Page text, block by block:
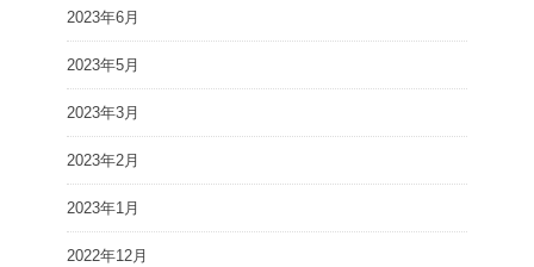
2023年6月
2023年5月
2023年3月
2023年2月
2023年1月
2022年12月